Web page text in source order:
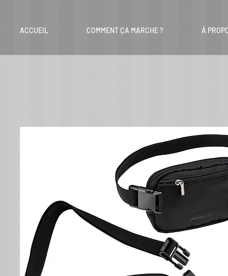
ACCUEIL COMMENT ÇA MARCHE ? À